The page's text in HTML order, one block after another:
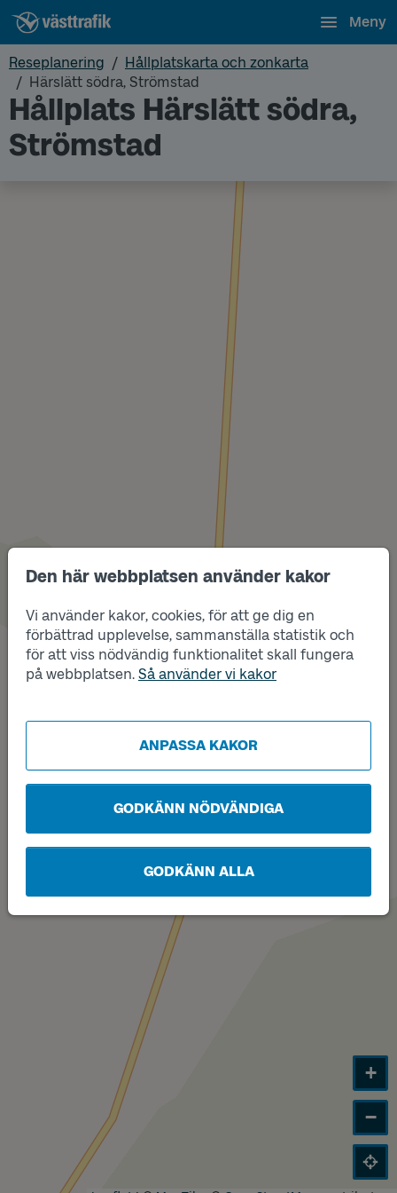
Den här webbplatsen använder kakor
Vi använder kakor, cookies, för att ge dig en
förbättrad upplevelse, sammanställa statistik och
för att viss nödvändig funktionalitet skall fungera
på webbplatsen. Så använder vi kakor
ANPASSA KAKOR
GODKÄNN NÖDVÄNDIGA
GODKÄNN ALLA
Meny
Reseplanering
Hållplatskarta och zonkarta
Härslätt södra, Strömstad
Hållplats Härslätt södra,
Strömstad
Läge
A
Läge
B
+
−